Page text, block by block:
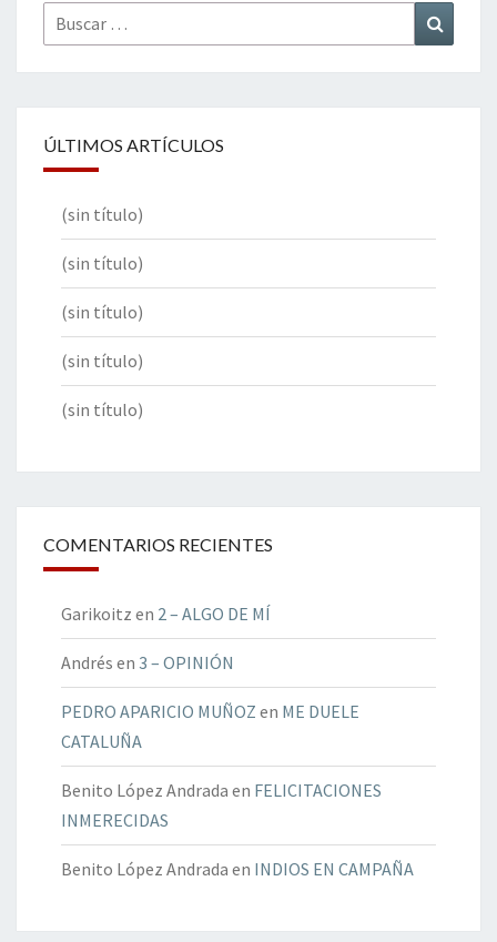
Buscar
por:
ÚLTIMOS ARTÍCULOS
(sin título)
(sin título)
(sin título)
(sin título)
(sin título)
COMENTARIOS RECIENTES
Garikoitz en 2 – ALGO DE MÍ
Andrés en 3 – OPINIÓN
PEDRO APARICIO MUÑOZ en ME DUELE
CATALUÑA
Benito López Andrada en FELICITACIONES
INMERECIDAS
Benito López Andrada en INDIOS EN CAMPAÑA